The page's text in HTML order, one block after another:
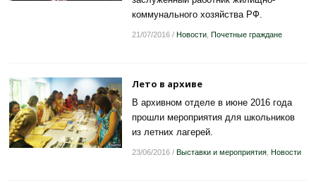
коммунального хозяйства РФ.
21/07/2016/ Новости, Почетные граждане
Лето в архиве
В архивном отделе в июне 2016 года
прошли мероприятия для школьников
из летних лагерей.
23/06/2016/ Выставки и мероприятия, Новости